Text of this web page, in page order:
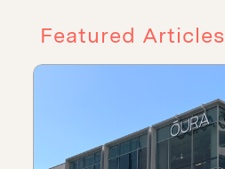
Featured Articles